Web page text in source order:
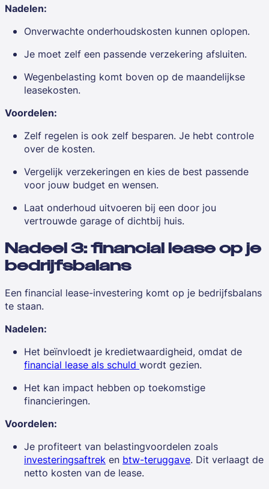
Nadelen:
Onverwachte onderhoudskosten kunnen oplopen.
Je moet zelf een passende verzekering afsluiten.
Wegenbelasting komt boven op de maandelijkse
leasekosten.
Voordelen:
Zelf regelen is ook zelf besparen. Je hebt controle
over de kosten.
Vergelijk verzekeringen en kies de best passende
voor jouw budget en wensen.
Laat onderhoud uitvoeren bij een door jou
vertrouwde garage of dichtbij huis.
Nadeel 3: financial lease op je
bedrijfsbalans
Een financial lease-investering komt op je bedrijfsbalans
te staan.
Nadelen:
Het beïnvloedt je kredietwaardigheid, omdat de
financial lease als schuld wordt gezien.
Het kan impact hebben op toekomstige
financieringen.
Voordelen:
Je profiteert van belastingvoordelen zoals
investeringsaftrek en btw-teruggave. Dit verlaagt de
netto kosten van de lease.